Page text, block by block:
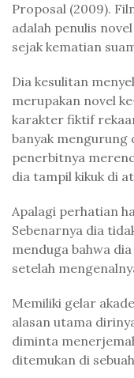
Proposal (2009).
adalah penulis
sejak kematian
Dia kesulitan
merupakan novel
karakter fiktif
banyak mengurung
penerbitnya
dia tampil kikuk di
Apalagi perhatian
Sebenarnya dia
menduga bahwa
setelah
Memiliki gelar
alasan utama
diminta
ditemukan di